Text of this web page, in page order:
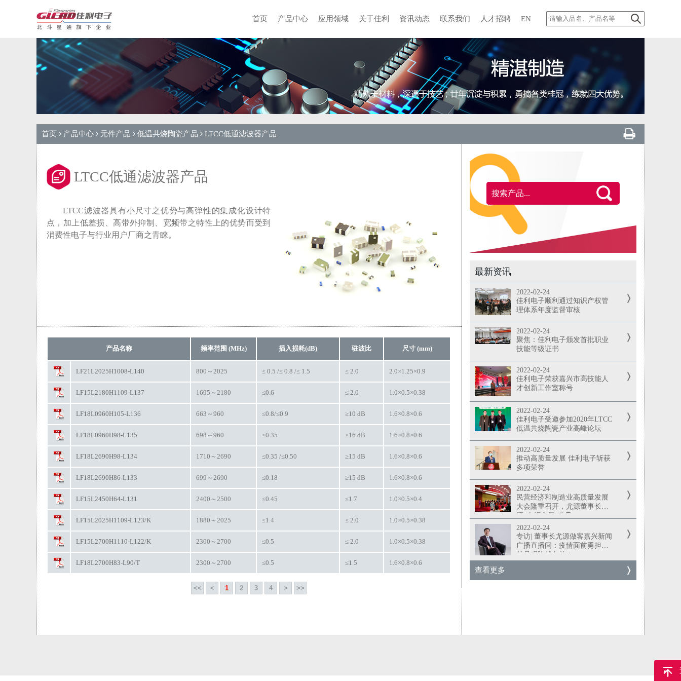
首页 产品中心 应用领域 关于佳利 资讯动态 联系我们 人才招聘 EN
首页 产品中心 元件产品 低温共烧陶瓷产品 LTCC低通滤波器产品
LTCC低通滤波器产品
LTCC滤波器具有小尺寸之优势与高弹性的集成化设计特
点，加上低差损、高带外抑制、宽频带之特性上的优势而受到
消费性电子与行业用户厂商之青睐。
产品名称 频率范围 (MHz) 插入损耗(dB) 驻波比 尺寸 (mm)
LF21L2025H1008-L140 800～2025 ≤ 0.5 /≤ 0.8 /≤ 1.5 ≤ 2.0 2.0×1.25×0.9
LF15L2180H1109-L137 1695～2180 ≤0.6 ≤ 2.0 1.0×0.5×0.38
LF18L0960H105-L136 663～960 ≤0.8/≤0.9 ≥10 dB 1.6×0.8×0.6
LF18L0960H98-L135 698～960 ≤0.35 ≥16 dB 1.6×0.8×0.6
LF18L2690H98-L134 1710～2690 ≤0.35 /≤0.50 ≥15 dB 1.6×0.8×0.6
LF18L2690H86-L133 699～2690 ≤0.18 ≥15 dB 1.6×0.8×0.6
LF15L2450H64-L131 2400～2500 ≤0.45 ≤1.7 1.0×0.5×0.4
LF15L2025H1109-L123/K 1880～2025 ≤1.4 ≤ 2.0 1.0×0.5×0.38
LF15L2700H1110-L122/K 2300～2700 ≤0.5 ≤ 2.0 1.0×0.5×0.38
LF18L2700H83-L90/T 2300～2700 ≤0.5 ≤1.5 1.6×0.8×0.6
<< < 1 2 3 4 > >>
最新资讯
2022-02-24
佳利电子顺利通过知识产权管
理体系年度监督审核
2022-02-24
聚焦：佳利电子颁发首批职业
技能等级证书
2022-02-24
佳利电子荣获嘉兴市高技能人
才创新工作室称号
2022-02-24
佳利电子受邀参加2020年LTCC
低温共烧陶瓷产业高峰论坛
2022-02-24
推动高质量发展 佳利电子斩获
多项荣誉
2022-02-24
民营经济和制造业高质量发展
大会隆重召开，尤源董事长荣
膺“火炬之星”称号
2022-02-24
专访| 董事长尤源做客嘉兴新闻
广播直播间：疫情面前勇担当
越是艰险越向前！
查看更多